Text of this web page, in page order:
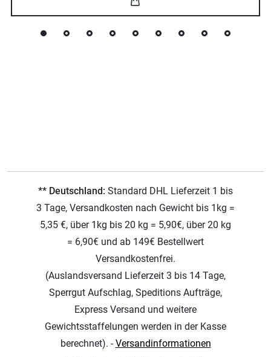
** Deutschland: Standard DHL Lieferzeit 1 bis
3 Tage, Versandkosten nach Gewicht bis 1kg =
5,35 €, über 1kg bis 20 kg = 5,90€, über 20 kg
= 6,90€ und ab 149€ Bestellwert
Versandkostenfrei.
(Auslandsversand Lieferzeit 3 bis 14 Tage,
Sperrgut Aufschlag, Speditions Aufträge,
Express Versand und weitere
Gewichtsstaffelungen werden in der Kasse
berechnet). -Versandinformationen